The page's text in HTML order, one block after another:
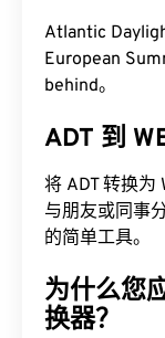
Atlantic
European
behind。
ADT 到
将 ADT 转换为
与朋友或同事
的简单工具。
为什么您
换器？